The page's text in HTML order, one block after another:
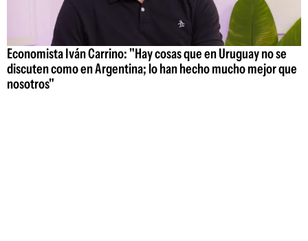
Economista Iván Carrino: "Hay cosas que en Uruguay no se
discuten como en Argentina; lo han hecho mucho mejor que
nosotros"